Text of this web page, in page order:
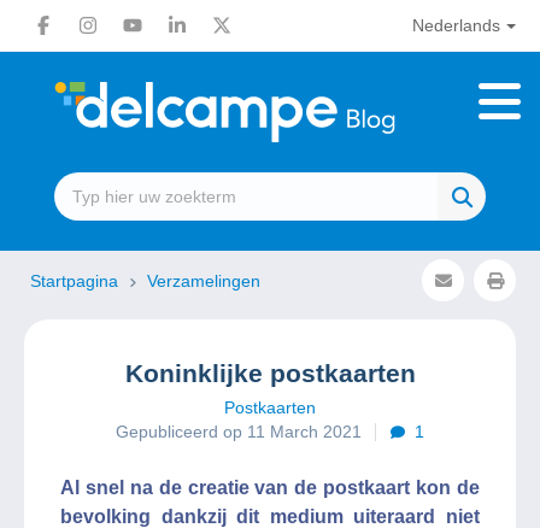
Nederlands
Startpagina Verzamelingen
Koninklijke postkaarten
Postkaarten
Gepubliceerd op 11 March 2021
1
Al snel na de creatie van de postkaart kon de
bevolking dankzij dit medium uiteraard niet